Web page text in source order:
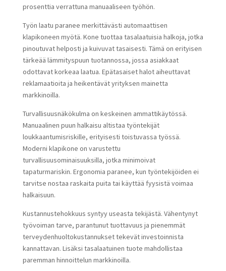
prosenttia verrattuna manuaaliseen työhön.
Työn laatu paranee merkittävästi automaattisen
klapikoneen myötä. Kone tuottaa tasalaatuisia halkoja, jotka
pinoutuvat helposti ja kuivuvat tasaisesti. Tämä on erityisen
tärkeää lämmityspuun tuotannossa, jossa asiakkaat
odottavat korkeaa laatua. Epätasaiset halot aiheuttavat
reklamaatioita ja heikentävät yrityksen mainetta
markkinoilla.
Turvallisuusnäkökulma on keskeinen ammattikäytössä.
Manuaalinen puun halkaisu altistaa työntekijät
loukkaantumisriskille, erityisesti toistuvassa työssä.
Moderni klapikone on varustettu
turvallisuusominaisuuksilla, jotka minimoivat
tapaturmariskin. Ergonomia paranee, kun työntekijöiden ei
tarvitse nostaa raskaita puita tai käyttää fyysistä voimaa
halkaisuun.
Kustannustehokkuus syntyy useasta tekijästä. Vähentynyt
työvoiman tarve, parantunut tuottavuus ja pienemmät
terveydenhuoltokustannukset tekevät investoinnista
kannattavan. Lisäksi tasalaatuinen tuote mahdollistaa
paremman hinnoittelun markkinoilla.